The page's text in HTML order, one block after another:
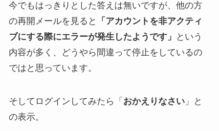
今でもはっきりとした答えは無いですが、他の方
の再開メールを見ると
「アカウントを非アクティ
ブにする際にエラーが発生したようです」
という
内容が多く、どうやら間違って停止をしているの
ではと思っています。
そしてログインしてみたら「 おかえりなさい」と
の表示。